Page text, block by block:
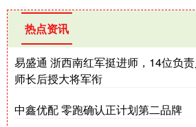
热点资讯
易盛通 浙西南红军挺进师，14位负
师长后授大将军衔
中鑫优配 零跑确认正计划第二品牌